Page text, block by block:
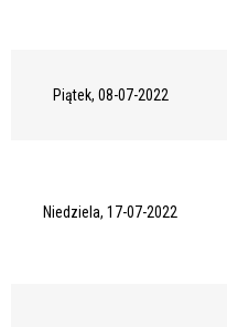
Promowane
Piątek, 08-07-2022
Niedziela, 17-07-2022